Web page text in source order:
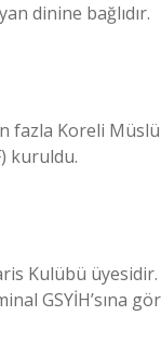
dinine bağlıdır.
fazla Koreli
kuruldu.
Kulübü
GSYİH’sına